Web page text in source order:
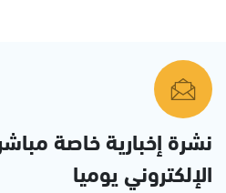
نشرة إخبارية خاصة
الإلكتروني يوميا